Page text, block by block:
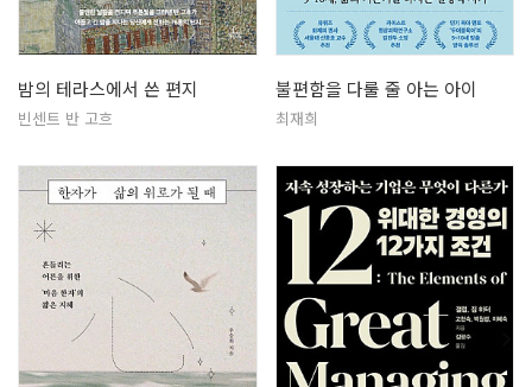
밤의 테라스에서 쓴 편지
빈센트 반 고흐
불편함을 다룰 줄 아는 아이
최재희